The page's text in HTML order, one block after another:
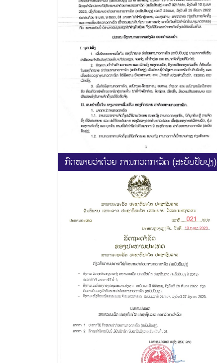
ກົດໝາຍວ່າດ້ວຍ ການກວດກາລັດ (ສະບັບປັບປຸງ)